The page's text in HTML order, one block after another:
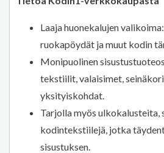
Laaja huonekalujen
ruokapöydät ja muut kodin
Monipuolinen
tekstiilit, valaisimet,
yksityiskohdat.
Tarjolla myös ulkokalusteita,
kodintekstiilejä, jotka
sisustuksen.